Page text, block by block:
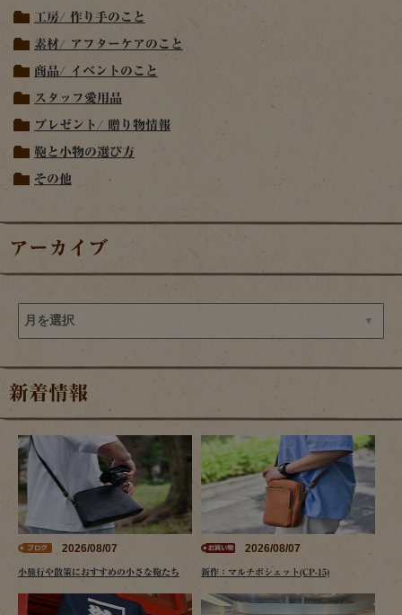
工房/ 作り手のこと
素材/ アフターケアのこと
商品/ イベントのこと
スタッフ愛用品
プレゼント/ 贈り物情報
鞄と小物の選び方
その他
アーカイブ
新着情報
2026/08/07
小旅行や散策におすすめの小さな鞄たち
2026/08/07
新作：マルチポシェット(CP-15)